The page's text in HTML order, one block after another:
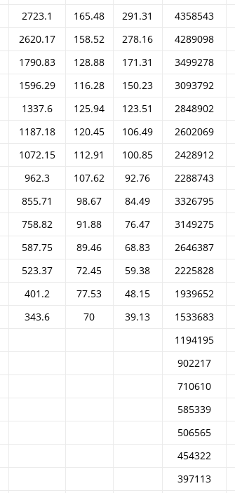
2723.1
165.48 291.31 4358543
2620.17
158.52 278.16 4289098
1790.83
128.88 171.31 3499278
1596.29
116.28 150.23 3093792
1337.6
125.94 123.51 2848902
1187.18
120.45 106.49 2602069
1072.15
112.91 100.85 2428912
962.3
107.62 92.76 2288743
855.71
98.67 84.49 3326795
758.82
91.88 76.47 3149275
587.75
89.46 68.83 2646387
523.37
72.45 59.38 2225828
401.2
77.53 48.15 1939652
343.6
70 39.13 1533683
1194195
902217
710610
585339
506565
454322
397113